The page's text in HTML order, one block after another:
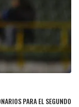
PARA EL SEGUNDO